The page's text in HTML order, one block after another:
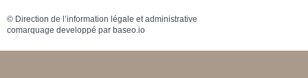
© Direction de l’information légale et administrative
comarquage developpé par baseo.io